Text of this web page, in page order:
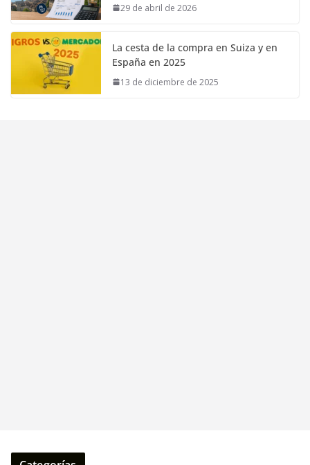
29 de abril de 2026
La cesta de la compra en Suiza y en
España en 2025
13 de diciembre de 2025